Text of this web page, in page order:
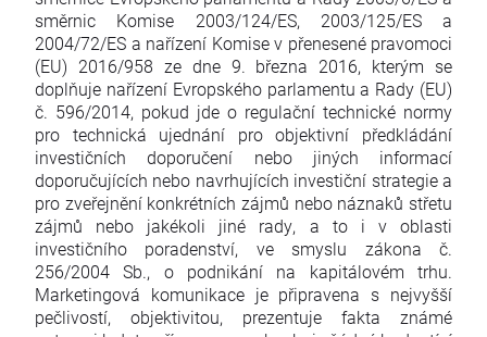
směrnic Komise 2003/124/ES, 2003/125/ES a
2004/72/ES a nařízení Komise v přenesené pravomoci
(EU) 2016/958 ze dne 9. března 2016, kterým se
doplňuje nařízení Evropského parlamentu a Rady (EU)
č. 596/2014, pokud jde o regulační technické normy
pro technická ujednání pro objektivní předkládání
investičních doporučení nebo jiných informací
doporučujících nebo navrhujících investiční strategie a
pro zveřejnění konkrétních zájmů nebo náznaků střetu
zájmů nebo jakékoli jiné rady, a to i v oblasti
investičního poradenství, ve smyslu zákona č.
256/2004 Sb., o podnikání na kapitálovém trhu.
Marketingová komunikace je připravena s nejvyšší
pečlivostí, objektivitou, prezentuje fakta známé